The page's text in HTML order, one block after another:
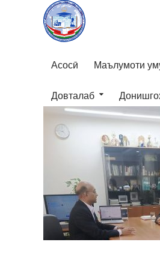
Асосӣ Маълумоти
Довталаб